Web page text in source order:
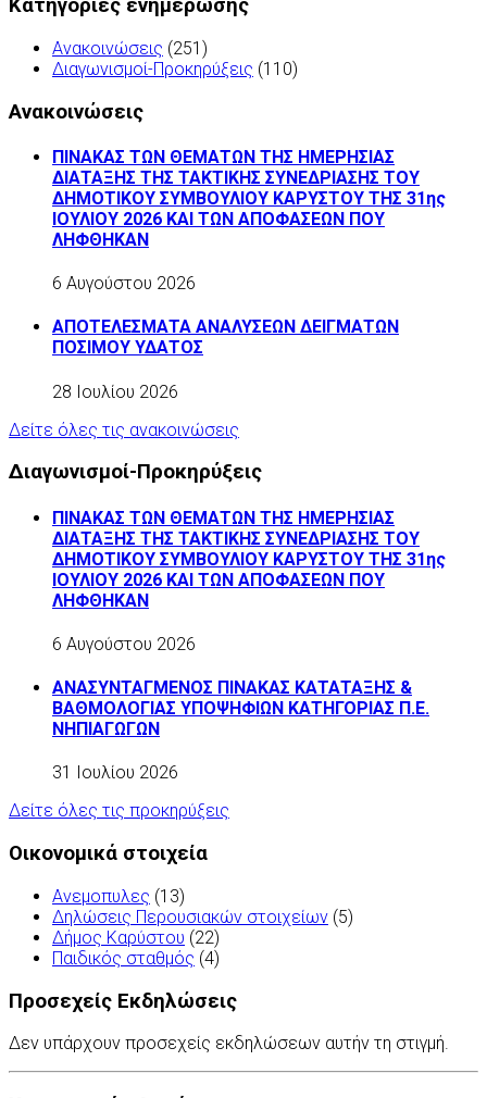
Κατηγορίες ενημέρωσης
Ανακοινώσεις (251)
Διαγωνισμοί-Προκηρύξεις (110)
Ανακοινώσεις
ΠΙΝΑΚΑΣ ΤΩΝ ΘΕΜΑΤΩΝ ΤΗΣ ΗΜΕΡΗΣΙΑΣ
ΔΙΑΤΑΞΗΣ ΤΗΣ ΤΑΚΤΙΚΗΣ ΣΥΝΕΔΡΙΑΣΗΣ ΤΟΥ
ΔΗΜΟΤΙΚΟΥ ΣΥΜΒΟΥΛΙΟΥ ΚΑΡΥΣΤΟΥ ΤΗΣ 31ης
ΙΟΥΛΙΟΥ 2026 ΚΑΙ ΤΩΝ ΑΠΟΦΑΣΕΩΝ ΠΟΥ
ΛΗΦΘΗΚΑΝ
6 Αυγούστου 2026
ΑΠΟΤΕΛΕΣΜΑΤΑ ΑΝΑΛΥΣΕΩΝ ΔΕΙΓΜΑΤΩΝ
ΠΟΣΙΜΟΥ ΥΔΑΤΟΣ
28 Ιουλίου 2026
Δείτε όλες τις ανακοινώσεις
Διαγωνισμοί-Προκηρύξεις
ΠΙΝΑΚΑΣ ΤΩΝ ΘΕΜΑΤΩΝ ΤΗΣ ΗΜΕΡΗΣΙΑΣ
ΔΙΑΤΑΞΗΣ ΤΗΣ ΤΑΚΤΙΚΗΣ ΣΥΝΕΔΡΙΑΣΗΣ ΤΟΥ
ΔΗΜΟΤΙΚΟΥ ΣΥΜΒΟΥΛΙΟΥ ΚΑΡΥΣΤΟΥ ΤΗΣ 31ης
ΙΟΥΛΙΟΥ 2026 ΚΑΙ ΤΩΝ ΑΠΟΦΑΣΕΩΝ ΠΟΥ
ΛΗΦΘΗΚΑΝ
6 Αυγούστου 2026
ΑΝΑΣΥΝΤΑΓΜΕΝΟΣ ΠΙΝΑΚΑΣ ΚΑΤΑΤΑΞΗΣ &
ΒΑΘΜΟΛΟΓΙΑΣ ΥΠΟΨΗΦΙΩΝ ΚΑΤΗΓΟΡΙΑΣ Π.Ε.
ΝΗΠΙΑΓΩΓΩΝ
31 Ιουλίου 2026
Δείτε όλες τις προκηρύξεις
Οικονομικά στοιχεία
Ανεμοπυλες (13)
Δηλώσεις Περουσιακών στοιχείων (5)
Δήμος Καρύστου (22)
Παιδικός σταθμός (4)
Προσεχείς Εκδηλώσεις
Δεν υπάρχουν προσεχείς εκδηλώσεων αυτήν τη στιγμή.